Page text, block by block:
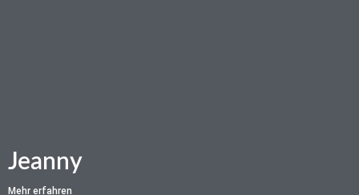
Jeanny
Mehr erfahren